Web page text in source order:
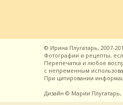
© Ирина Плугатарь, 2007-
Фотографии и рецепты,
Перепечатка и любое
с непременным
При цитировании
Дизайн © Марии Плугатарь,